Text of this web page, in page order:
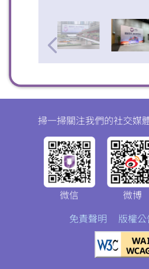
免責聲明 版權公
掃一掃關注我們的社交媒
微信 微博